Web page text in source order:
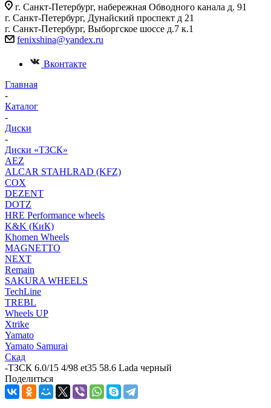
г. Санкт-Петербург, набережная Обводного канала д. 91
г. Санкт-Петербург, Дунайский проспект д 21
г. Санкт-Петербург, Выборгское шоссе д.7 к.1
fenixshina@yandex.ru
Вконтакте
Главная
-
Каталог
-
Диски
-
Диски «ТЗСК»
AEZ
ALCAR STAHLRAD (KFZ)
COX
DEZENT
DOTZ
HRE Performance wheels
K&K (КиК)
Khomen Wheels
MAGNETTO
NEXT
Remain
SAKURA WHEELS
TechLine
TREBL
Wheels UP
Xtrike
Yamato
Yamato Samurai
Скад
-ТЗСК 6.0/15 4/98 et35 58.6 Lada черный
Поделиться